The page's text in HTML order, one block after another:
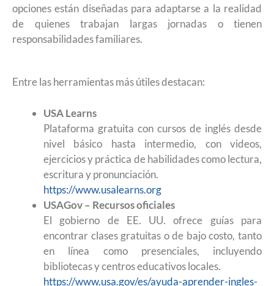
opciones están diseñadas para adaptarse a la realidad
de quienes trabajan largas jornadas o tienen
responsabilidades familiares.
Entre las herramientas más útiles destacan:
USA Learns
Plataforma gratuita con cursos de inglés desde
nivel básico hasta intermedio, con videos,
ejercicios y práctica de habilidades como lectura,
escritura y pronunciación.
https://www.usalearns.org
USAGov – Recursos oficiales
El gobierno de EE. UU. ofrece guías para
encontrar clases gratuitas o de bajo costo, tanto
en línea como presenciales, incluyendo
bibliotecas y centros educativos locales.
https://www.usa.gov/es/ayuda-aprender-ingles-